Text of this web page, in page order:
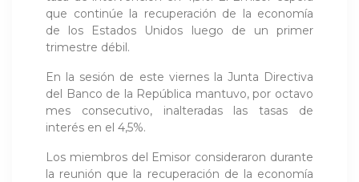
que continúe la recuperación de la economía
de los Estados Unidos luego de un primer
trimestre débil.
En la sesión de este viernes la Junta Directiva
del Banco de la República mantuvo, por octavo
mes consecutivo, inalteradas las tasas de
interés en el 4,5%.
Los miembros del Emisor consideraron durante
la reunión que la recuperación de la economía